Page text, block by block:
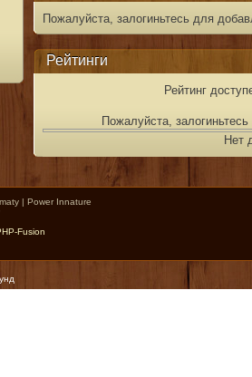
Пожалуйста, залогиньтесь для
Рейтинги
Рейтинг
Пожалуйста,
Нет
| Power Innature
Fusion